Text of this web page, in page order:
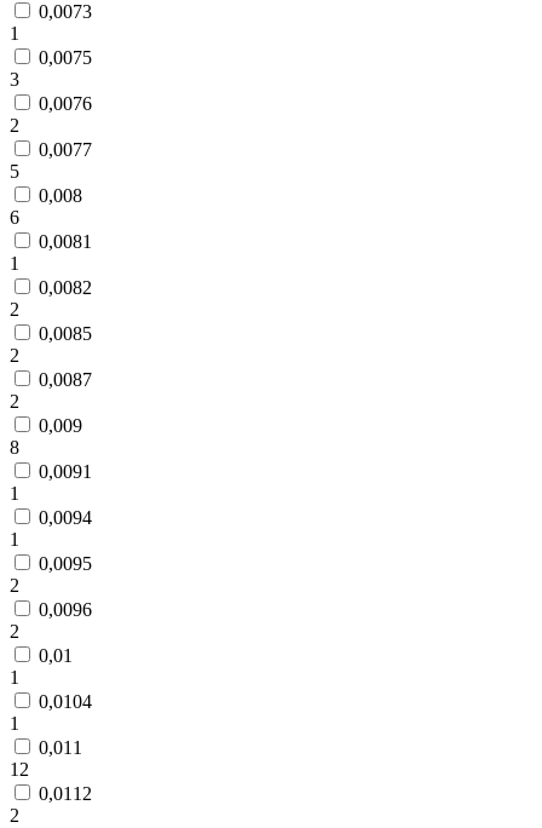
0,0073
1
0,0075
3
0,0076
2
0,0077
5
0,008
6
0,0081
1
0,0082
2
0,0085
2
0,0087
2
0,009
8
0,0091
1
0,0094
1
0,0095
2
0,0096
2
0,01
1
0,0104
1
0,011
12
0,0112
2